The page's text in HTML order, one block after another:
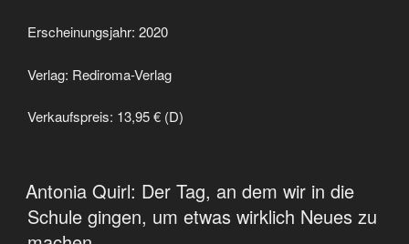
Erscheinungsjahr: 2020
Verlag: Rediroma-Verlag
Verkaufspreis: 13,95 € (D)
VERÖFFENTLICHT
AM
Antonia Quirl: Der Tag, an dem wir in die
Schule gingen, um etwas wirklich Neues zu